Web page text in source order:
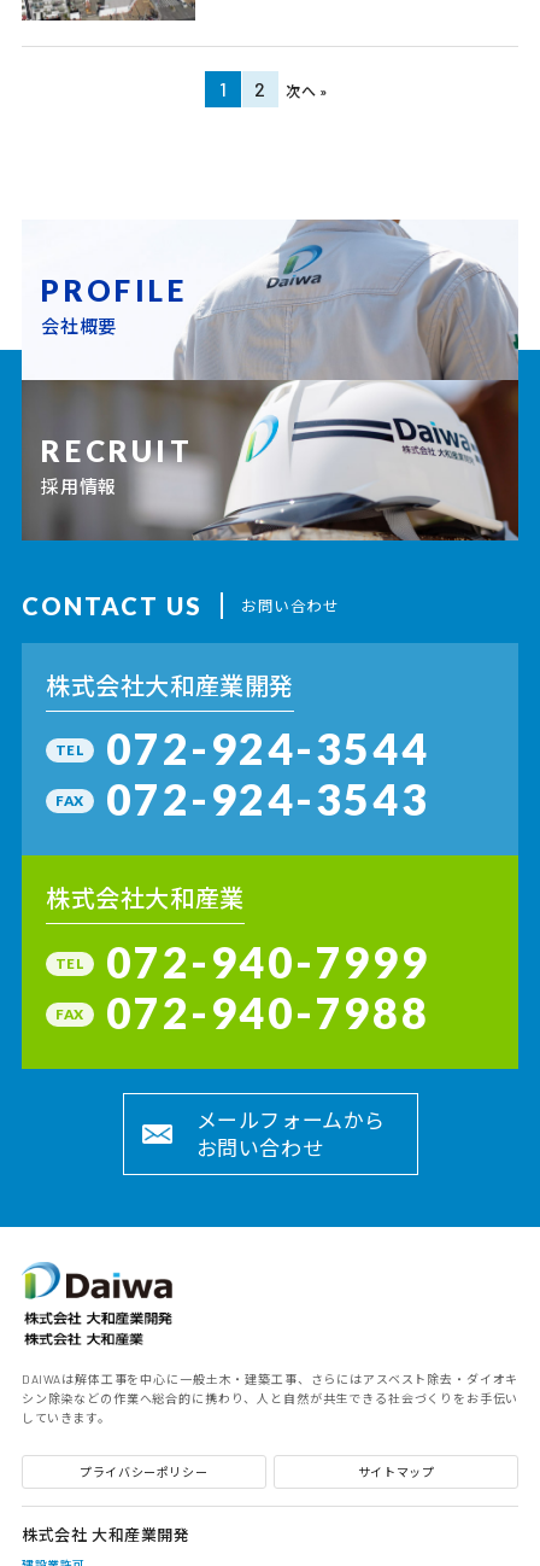
1 2 次へ »
PROFILE
会社概要
RECRUIT
採用情報
CONTACT US お問い合わせ
株式会社大和産業開発
TEL 072-924-3544
FAX 072-924-3543
株式会社大和産業
TEL 072-940-7999
FAX 072-940-7988
メールフォームから
お問い合わせ
DAIWAは解体工事を中心に一般土木・建築工事、さらにはアスベスト除去・ダイオキ
シン除染などの作業へ総合的に携わり、人と自然が共生できる社会づくりをお手伝い
していきます。
プライバシーポリシー サイトマップ
株式会社 大和産業開発